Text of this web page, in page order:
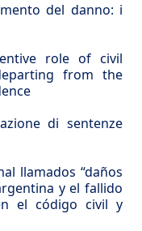
del danno: i
role of civil
from the
di sentenze
llamados “daños
y el fallido
el código civil y